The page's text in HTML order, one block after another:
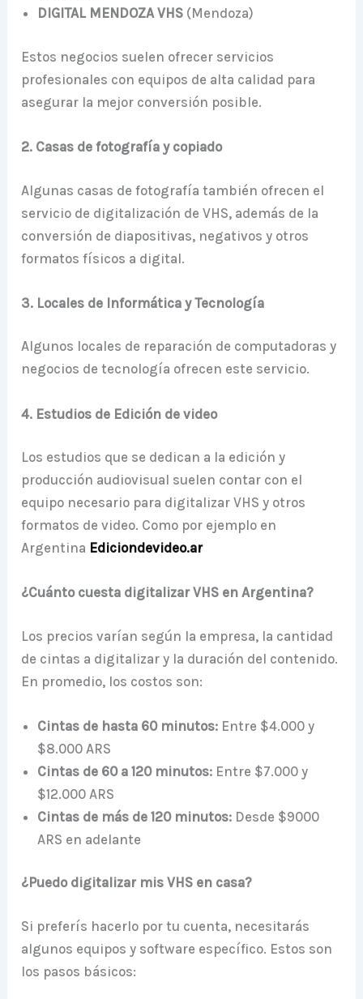
DIGITAL MENDOZA VHS (Mendoza)
Estos negocios suelen ofrecer servicios
profesionales con equipos de alta calidad para
asegurar la mejor conversión posible.
2. Casas de fotografía y copiado
Algunas casas de fotografía también ofrecen el
servicio de digitalización de VHS, además de la
conversión de diapositivas, negativos y otros
formatos físicos a digital.
3. Locales de Informática y Tecnología
Algunos locales de reparación de computadoras y
negocios de tecnología ofrecen este servicio.
4. Estudios de Edición de video
Los estudios que se dedican a la edición y
producción audiovisual suelen contar con el
equipo necesario para digitalizar VHS y otros
formatos de video. Como por ejemplo en
Argentina Ediciondevideo.ar
¿Cuánto cuesta digitalizar VHS en Argentina?
Los precios varían según la empresa, la cantidad
de cintas a digitalizar y la duración del contenido.
En promedio, los costos son:
Cintas de hasta 60 minutos: Entre $4.000 y
$8.000 ARS
Cintas de 60 a 120 minutos: Entre $7.000 y
$12.000 ARS
Cintas de más de 120 minutos: Desde $9000
ARS en adelante
¿Puedo digitalizar mis VHS en casa?
Si preferís hacerlo por tu cuenta, necesitarás
algunos equipos y software específico. Estos son
los pasos básicos: